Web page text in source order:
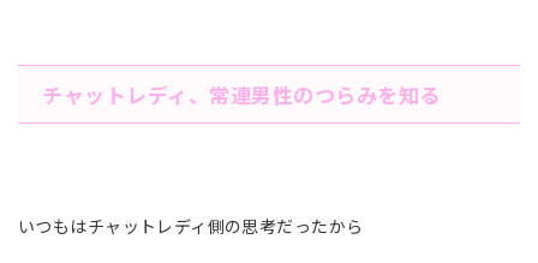
チャットレディ、常連男性のつらみを知る
いつもはチャットレディ側の思考だったから